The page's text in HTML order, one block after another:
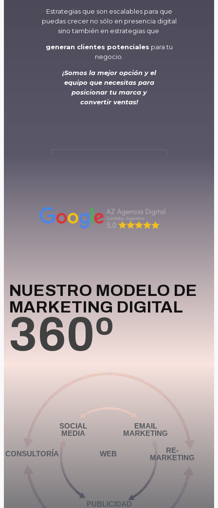
Estrategias que son escalables para que
puedas crecer no sólo en presencia digital
sino también en estrategias que
generan clientes potenciales para tu
negocio.
¡Somos la mejor opción y el
equipo que necesitas para
posicionar tu marca y
convertir ventas!
NUESTRO MODELO DE
MARKETING DIGITAL
360º
SOCIAL
MEDIA
EMAIL
MARKETING
CONSULTORÍA WEB
RE-
MARKETING
PUBLICIDAD